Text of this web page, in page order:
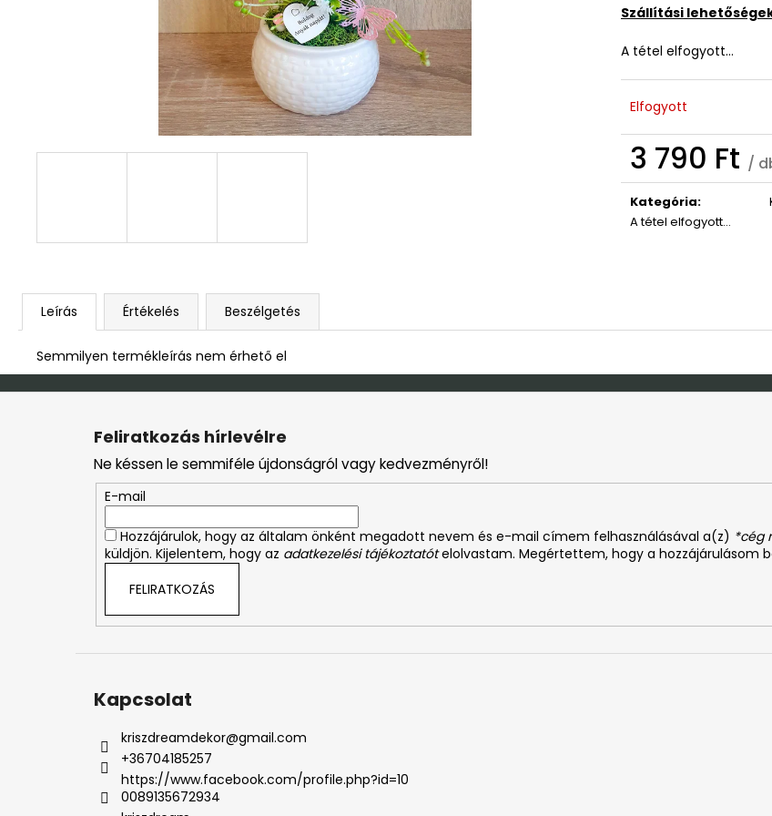
Szállítási
A tétel elfogyott…
Elfogyott
3 790 Ft /
Egységár:
Kategória:
A tétel elfogyott…
Leírás Értékelés Beszélgetés
Semmilyen termékleírás nem érhető el
DEKOR ORCHIDEA KASPÓBAN KICSI
4 790 Ft
ISTEN HOZOTT ÜDVÖZLŐ TÁBLA
3 790 Ft
6 790 Ft
Feliratkozás hírlevélre
Ne késsen le semmiféle újdonságról vagy kedvezményről!
E-mail
Hozzájárulok, hogy az általam önként megadott nevem és e-mail címem felhasználásával a(z) *cég
küldjön. Kijelentem, hogy az adatkezelési tájékoztatót elolvastam. Megértettem, hogy a hozzájárulásom
FELIRATKOZÁS
Kapcsolat
kriszdreamdekor@gmail.com
+36704185257
https://www.facebook.com/profile.php?id=10
0089135672934